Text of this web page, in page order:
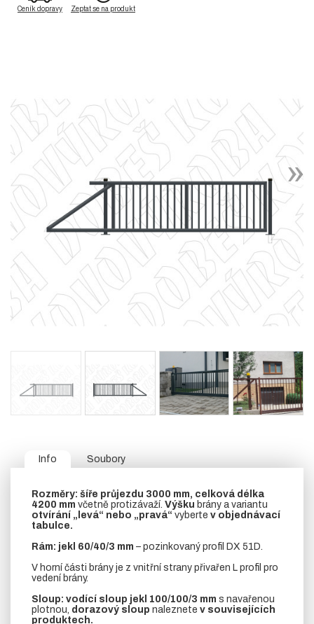
Ceník dopravy Zeptat se na produkt
Info Soubory
Rozměry: šíře průjezdu 3000 mm, celková délka
4200 mm včetně protizávaží. Výšku brány a variantu
otvírání „levá“ nebo „pravá“ vyberte v objednávací
tabulce.
Rám: jekl 60/40/3 mm – pozinkovaný profil DX 51D.
V horní části brány je z vnitřní strany přivařen L profil pro
vedení brány.
Sloup: vodící sloup jekl 100/100/3 mm s navařenou
plotnou, dorazový sloup naleznete v souvisejících
produktech.